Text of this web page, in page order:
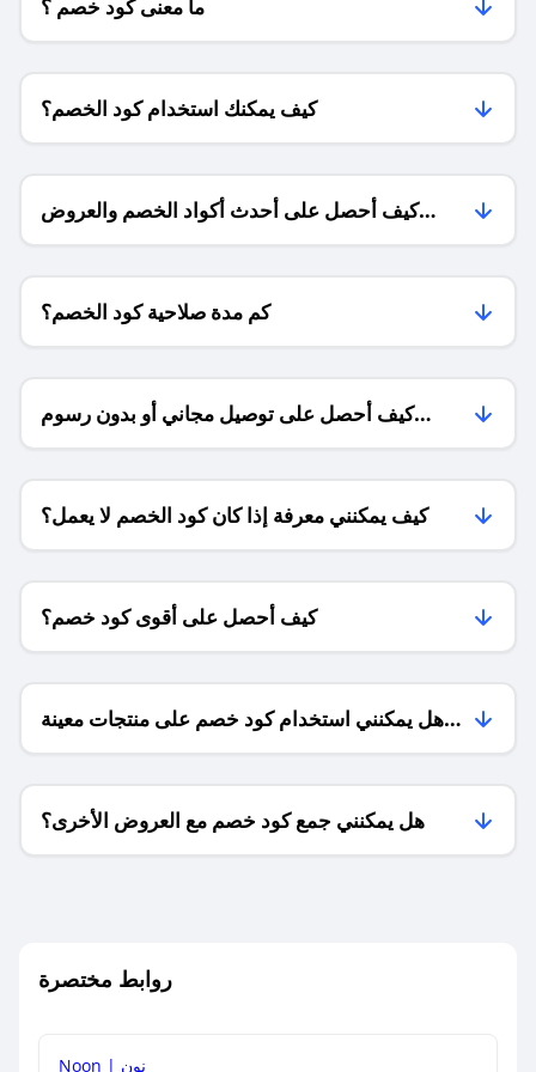
ما معنى كود خصم ؟
كيف يمكنك استخدام كود الخصم؟
كيف أحصل على أحدث أكواد الخصم والعروض
للمتاجر؟
كم مدة صلاحية كود الخصم؟
كيف أحصل على توصيل مجاني أو بدون رسوم
الشحن ؟
كيف يمكنني معرفة إذا كان كود الخصم لا يعمل؟
كيف أحصل على أقوى كود خصم؟
هل يمكنني استخدام كود خصم على منتجات معينة
فقط؟
هل يمكنني جمع كود خصم مع العروض الأخرى؟
روابط مختصرة
Noon | نون